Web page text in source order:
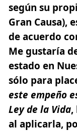
según su
Gran Causa),
de acuerdo
Me gustaría
estado en
sólo para
este empeño
Ley de la Vida,
al aplicarla,